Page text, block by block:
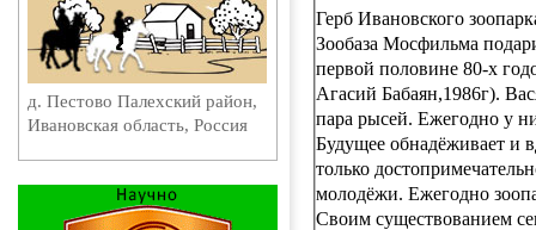
Герб Ивановского
Зообаза Мосфильма
первой половине 80-х
Агасий Бабаян,1986г).
пара рысей. Ежегодно у
Будущее обнадёживает и
только
молодёжи. Ежегодно
Своим существованием
д. Пестово Палехский район,
Ивановская область, Россия